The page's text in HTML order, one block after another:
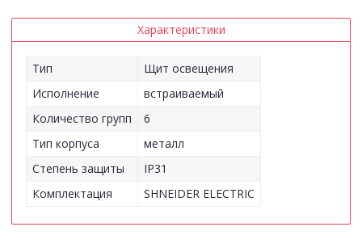
Характеристики
Тип
Щит освещения
Исполнение
встраиваемый
Количество групп
6
Тип корпуса
металл
Степень защиты
IP31
Комплектация
SHNEIDER ELECTRIC